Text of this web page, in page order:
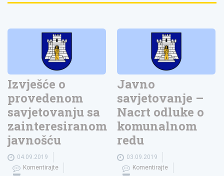
Izvješće o
provedenom
savjetovanju sa
zainteresiranom
javnošću
04.09.2019
Komentirajte
Javno
savjetovanje –
Nacrt odluke o
komunalnom
redu
03.09.2019
Komentirajte